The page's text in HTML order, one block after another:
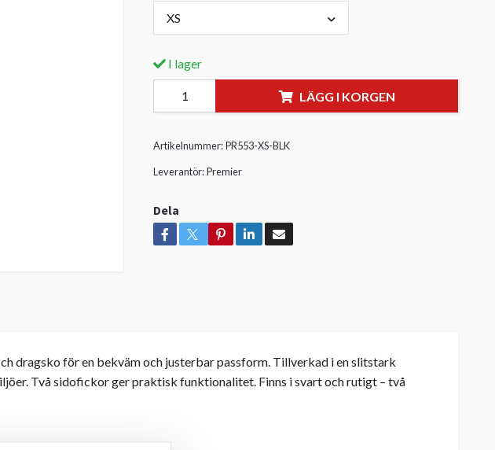
XS
I lager
LÄGG I KORGEN
Artikelnummer: PR553-XS-BLK
Leverantör: Premier
Dela
dragsko för en bekväm och justerbar passform. Tillverkad i en slitstark
Två sidofickor ger praktisk funktionalitet. Finns i svart och rutigt – två